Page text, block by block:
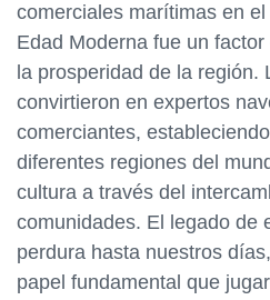
comerciales marítimas en
Edad Moderna fue un
la prosperidad de la región.
convirtieron en expertos
comerciantes,
diferentes regiones del
cultura a través del
comunidades. El legado de
perdura hasta nuestros
papel fundamental que